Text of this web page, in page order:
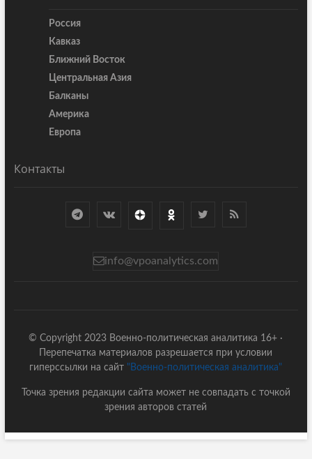
Россия
Кавказ
Ближний Восток
Центральная Азия
Балканы
Америка
Европа
Контакты
info@vpoanalytics.com
© Copyright 2023 Военно-политическая аналитика 16+ ·
Перепечатка материалов разрешается при условии
гиперссылки на сайт "Военно-политическая аналитика"
Точка зрения редакции сайта может не совпадать с точкой
зрения авторов статей